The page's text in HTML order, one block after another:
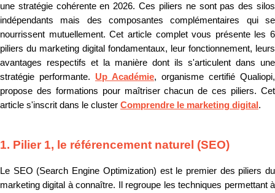
une stratégie cohérente en 2026. Ces piliers ne sont pas des silos
indépendants mais des composantes complémentaires qui se
nourrissent mutuellement. Cet article complet vous présente les 6
piliers du marketing digital fondamentaux, leur fonctionnement, leurs
avantages respectifs et la manière dont ils s'articulent dans une
stratégie performante. Up Académie, organisme certifié Qualiopi,
propose des formations pour maîtriser chacun de ces piliers. Cet
article s'inscrit dans le cluster Comprendre le marketing digital.
1. Pilier 1, le référencement naturel (SEO)
Le SEO (Search Engine Optimization) est le premier des piliers du
marketing digital à connaître. Il regroupe les techniques permettant à